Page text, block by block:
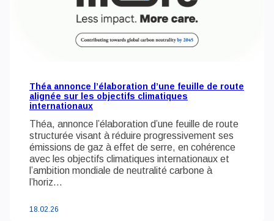
Théa annonce l’élaboration d’une feuille de route
alignée sur les objectifs climatiques
internationaux
Théa, annonce l’élaboration d’une feuille de route
structurée visant à réduire progressivement ses
émissions de gaz à effet de serre, en cohérence
avec les objectifs climatiques internationaux et
l’ambition mondiale de neutralité carbone à
l’horiz...
18.02.26